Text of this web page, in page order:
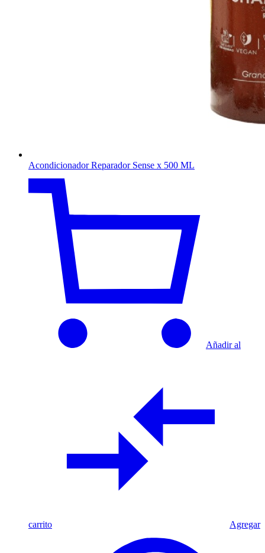
Acondicionador Reparador Sense x 500 ML
Añadir al
carrito Agregar